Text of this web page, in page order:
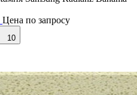
Цена по запросу
10